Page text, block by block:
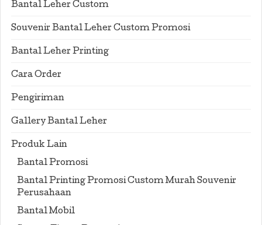
Bantal Leher Custom
Souvenir Bantal Leher Custom Promosi
Bantal Leher Printing
Cara Order
Pengiriman
Gallery Bantal Leher
Produk Lain
Bantal Promosi
Bantal Printing Promosi Custom Murah Souvenir
Perusahaan
Bantal Mobil